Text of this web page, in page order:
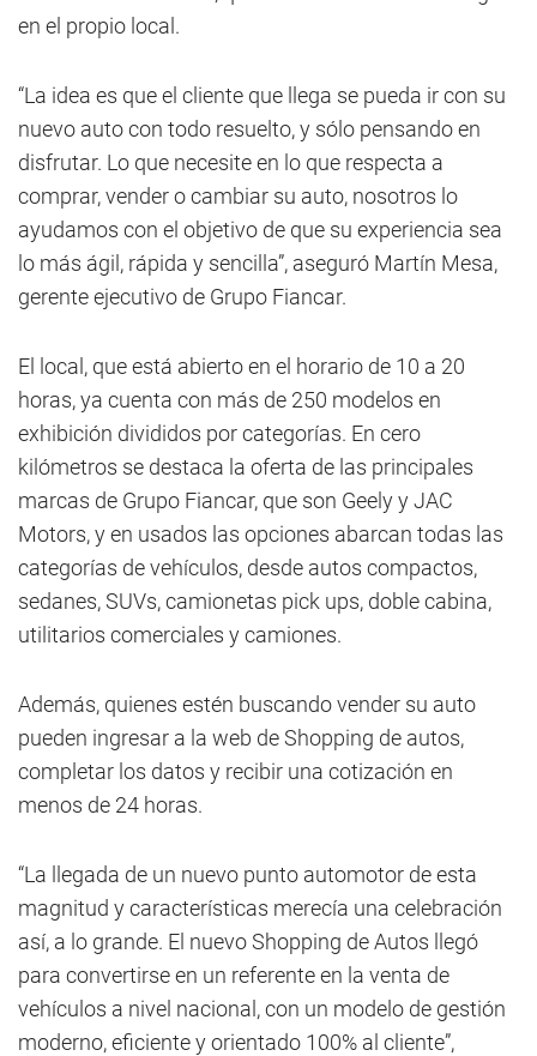
en el propio local.
“La idea es que el cliente que llega se pueda ir con su
nuevo auto con todo resuelto, y sólo pensando en
disfrutar. Lo que necesite en lo que respecta a
comprar, vender o cambiar su auto, nosotros lo
ayudamos con el objetivo de que su experiencia sea
lo más ágil, rápida y sencilla”, aseguró Martín Mesa,
gerente ejecutivo de Grupo Fiancar.
El local, que está abierto en el horario de 10 a 20
horas, ya cuenta con más de 250 modelos en
exhibición divididos por categorías. En cero
kilómetros se destaca la oferta de las principales
marcas de Grupo Fiancar, que son Geely y JAC
Motors, y en usados las opciones abarcan todas las
categorías de vehículos, desde autos compactos,
sedanes, SUVs, camionetas pick ups, doble cabina,
utilitarios comerciales y camiones.
Además, quienes estén buscando vender su auto
pueden ingresar a la web de Shopping de autos,
completar los datos y recibir una cotización en
menos de 24 horas.
“La llegada de un nuevo punto automotor de esta
magnitud y características merecía una celebración
así, a lo grande. El nuevo Shopping de Autos llegó
para convertirse en un referente en la venta de
vehículos a nivel nacional, con un modelo de gestión
moderno, eficiente y orientado 100% al cliente”,